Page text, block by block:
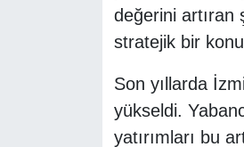
değerini artıran
stratejik bir
Son yıllarda
yükseldi.
yatırımları bu